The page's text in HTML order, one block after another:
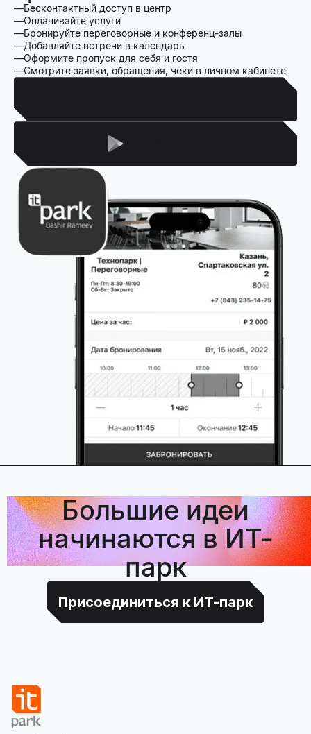
Бесконтактный доступ в центр
Оплачивайте услуги
Бронируйте переговорные и конференц-залы
Добавляйте встречи в календарь
Оформите пропуск для себя и гостя
Смотрите заявки, обращения, чеки в личном кабинете
Большие идеи
начинаются в ИТ-
парк
Присоединиться к ИТ-парк